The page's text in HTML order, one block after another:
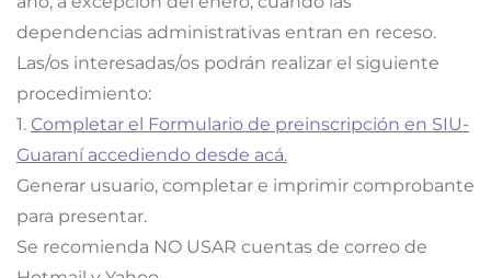
dependencias administrativas entran en receso.
Las/os interesadas/os podrán realizar el siguiente
procedimiento:
1. Completar el Formulario de preinscripción en SIU-
Guaraní accediendo desde acá.
Generar usuario, completar e imprimir comprobante
para presentar.
Se recomienda NO USAR cuentas de correo de